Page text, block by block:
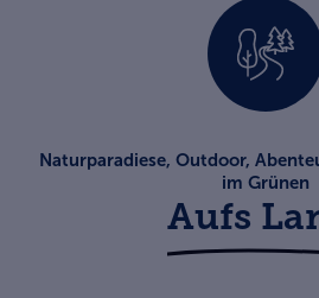
Naturparadiese, Outdoor,
im Grünen
Aufs